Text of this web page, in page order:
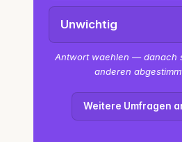
Unwichtig
Antwort waehlen — danach siehst du, wie die
anderen
Weitere Umfragen